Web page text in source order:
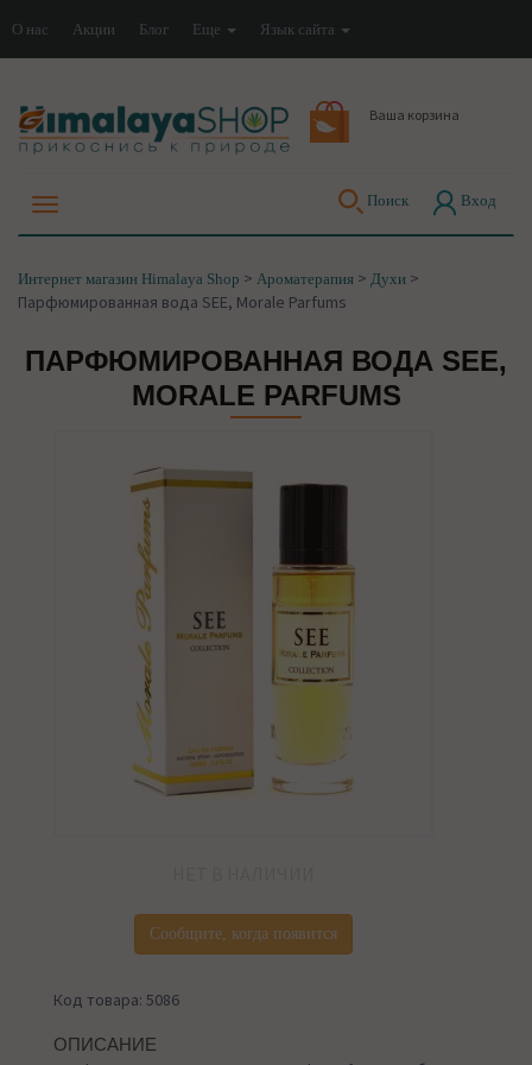
О нас Акции Блог Еще Язык сайта
Ваша корзина
Поиск Вход
Интернет магазин Himalaya Shop > Ароматерапия > Духи >
Парфюмированная вода SEE, Morale Parfums
ПАРФЮМИРОВАННАЯ ВОДА SEE,
MORALE PARFUMS
Сообщите, когда появится
Код товара: 5086
ОПИСАНИЕ